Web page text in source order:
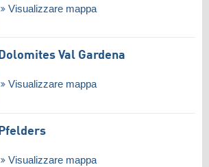
Visualizzare mappa
Dolomites Val Gardena
Visualizzare mappa
Pfelders
Visualizzare mappa